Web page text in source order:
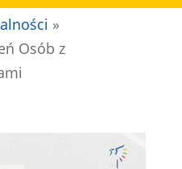
»
Osób z